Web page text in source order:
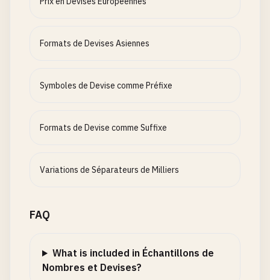
Formats de Devises Asiennes
Symboles de Devise comme Préfixe
Formats de Devise comme Suffixe
Variations de Séparateurs de Milliers
FAQ
What is included in Échantillons de
Nombres et Devises?